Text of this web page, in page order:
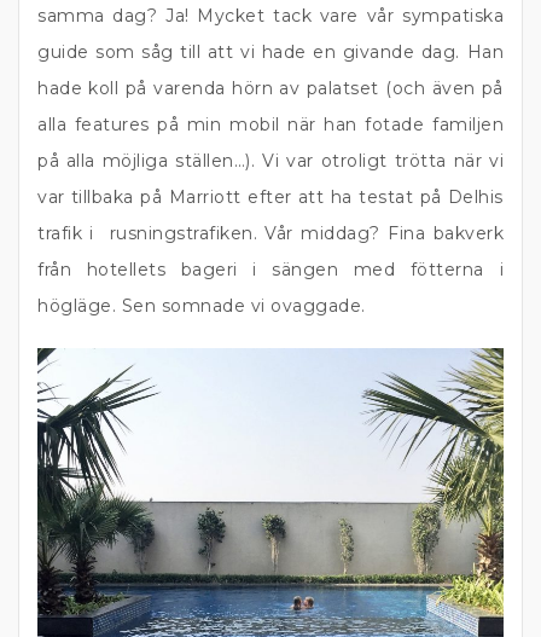
samma dag? Ja! Mycket tack vare vår sympatiska
guide som såg till att vi hade en givande dag. Han
hade koll på varenda hörn av palatset (och även på
alla features på min mobil när han fotade familjen
på alla möjliga ställen…). Vi var otroligt trötta när vi
var tillbaka på Marriott efter att ha testat på Delhis
trafik i rusningstrafiken. Vår middag? Fina bakverk
från hotellets bageri i sängen med fötterna i
högläge. Sen somnade vi ovaggade.